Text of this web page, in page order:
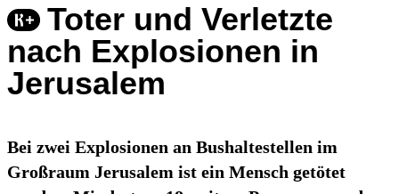
Toter und Verletzte
nach Explosionen in
Jerusalem
Bei zwei Explosionen an Bushaltestellen im
Großraum Jerusalem ist ein Mensch getötet